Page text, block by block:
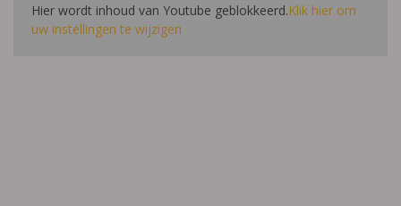
Hier wordt inhoud van Youtube geblokkeerd.Klik hier om
uw instellingen te wijzigen